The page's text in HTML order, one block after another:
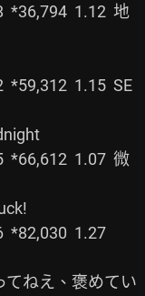
*36,794  1.12  地
*59,312  1.15  SE
*66,612  1.07  微
*82,030  1.27